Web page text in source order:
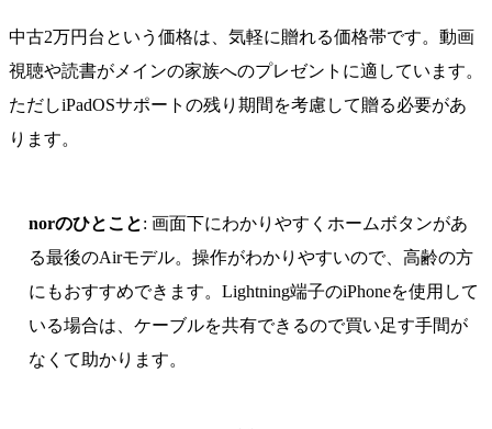
中古2万円台という価格は、気軽に贈れる価格帯です。動画
視聴や読書がメインの家族へのプレゼントに適しています。
ただしiPadOSサポートの残り期間を考慮して贈る必要があ
ります。
norのひとこと: 画面下にわかりやすくホームボタンがあ
る最後のAirモデル。操作がわかりやすいので、高齢の方
にもおすすめできます。Lightning端子のiPhoneを使用して
いる場合は、ケーブルを共有できるので買い足す手間が
なくて助かります。